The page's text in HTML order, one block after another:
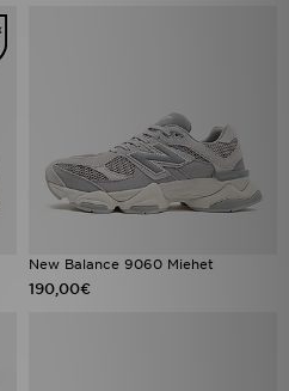
New Balance 9060 Miehet
190,00€